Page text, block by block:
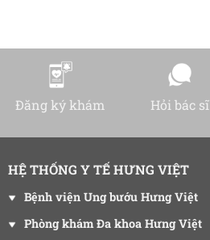
Đăng ký khám Hỏi bác sĩ
HỆ THỐNG Y TẾ HƯNG VIỆT
Bệnh viện Ung bướu Hưng Việt
Phòng khám Đa khoa Hưng Việt